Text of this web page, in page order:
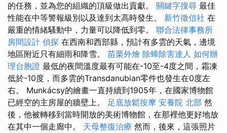
的任務，並為您的組織的頂級做出貢獻。 關鍵字搜尋 最佳
性能在中等警報級別以及達到太高時發生。 新竹徵信社 在
嚴重的情緒騷動中，力量可以降低到零。 聯合法律事務所
房間設計 偵探 在西南和西部縣，預計有多雲的天氣，邊境
地區附近只有細雨和降雪。 苗栗外燴 除蟑除害達人 如何辦
理台胞證 最低的夜間溫度最有可能在-10至-4度之間，霜凍
低於-10度，而多雲的Transdanubian零件也發生在0度左
右。 Munkácsy的繪畫一直持續到1905年，在國家博物館
已經空的主房屋的牆壁上。 足底放鬆按摩 安養院 北部 然
後，他被轉移到當時開放的美術博物館，在那裡他更好地放
在其中一個走廊中。 天母整復治療 然而，後來，這張照片